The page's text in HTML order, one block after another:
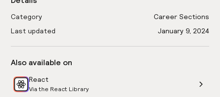
Category
Career Sections
Last updated
January 9, 2024
Also available on
React
Via the React Library